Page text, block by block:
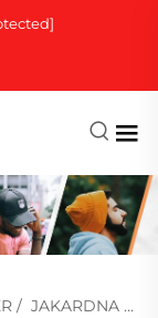
/ JAKARDNA KAP